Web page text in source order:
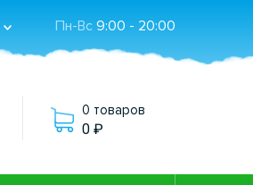
Пн-Вс 9:00 - 20:00
0 товаров
0